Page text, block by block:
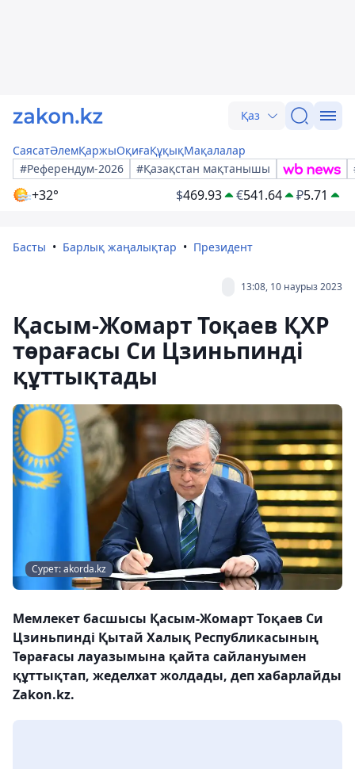
Қаз
СаясатӘлемҚаржыОқиғаҚұқықМақалалар
#Референдум-2026
#Қазақстан мақтанышы
+32° $469.93 €541.64 ₽5.71
Басты Барлық жаңалықтар Президент
13:08, 10 наурыз 2023
Қасым-Жомарт Тоқаев ҚХР
төрағасы Си Цзиньпинді
құттықтады
Сурет: akorda.kz
Мемлекет басшысы Қасым-Жомарт Тоқаев Си
Цзиньпинді Қытай Халық Республикасының
Төрағасы лауазымына қайта сайлануымен
құттықтап, жеделхат жолдады, деп хабарлайды
Zakon.kz.